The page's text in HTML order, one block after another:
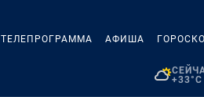
ТЕЛЕПРОГРАММА АФИША
+33°C